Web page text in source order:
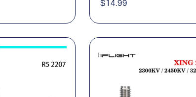
Normaler
$14.99